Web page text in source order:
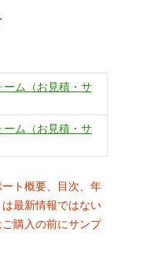
ーム（お見積・サ
ーム（お見積・サ
ト概要、目次、年
最新情報ではない
購入の前にサンプ